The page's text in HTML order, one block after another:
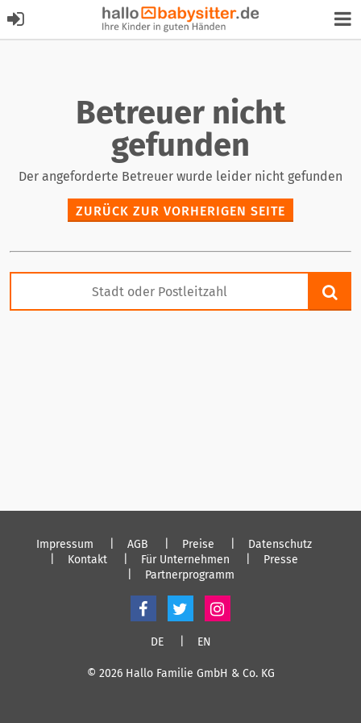
Betreuer nicht
gefunden
Der angeforderte Betreuer wurde leider nicht gefunden
ZURÜCK ZUR VORHERIGEN SEITE
Impressum AGB Preise
Datenschutz
Kontakt
Für Unternehmen
Presse
Partnerprogramm
DE EN
© 2026 Hallo Familie GmbH & Co. KG